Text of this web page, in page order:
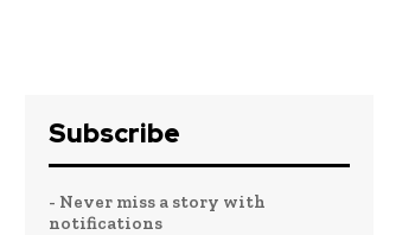
Subscribe
- Never miss a story with
notifications